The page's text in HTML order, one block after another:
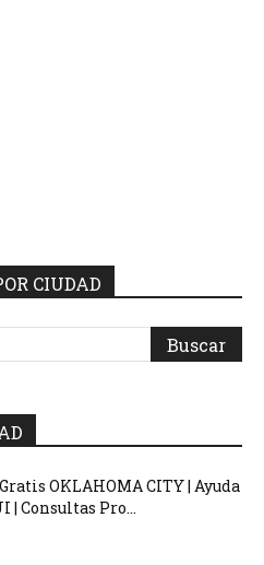
CIUDAD
OKLAHOMA CITY | Ayuda
| Consultas Pro...